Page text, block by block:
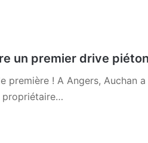
un premier drive
première ! A Angers,
propriétaire…